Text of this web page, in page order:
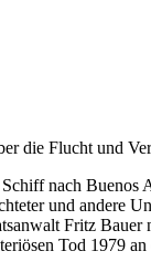
die Flucht und
nach
und andere
Fritz
Tod 1979